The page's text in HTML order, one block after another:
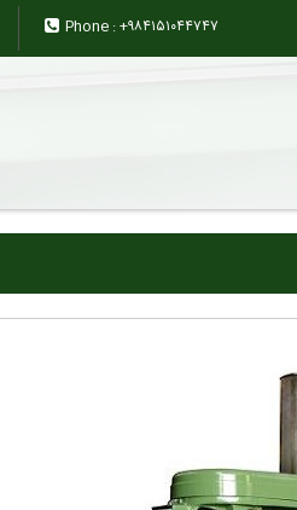
Phone :+۹۸۴۱۵۱۰۴۴۷۴۷